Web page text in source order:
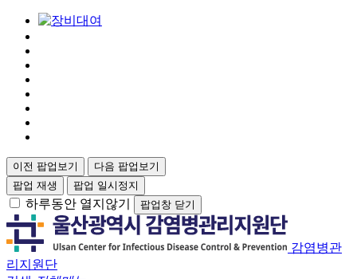
이전 팝업보기
다음 팝업보기
팝업 재생
팝업 일시정지
하루동안 열지않기 팝업창 닫기
감염병관
리지원단